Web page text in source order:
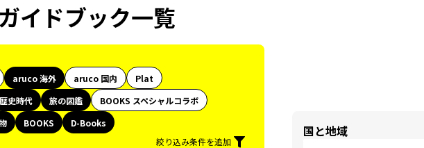
イドブック一覧
aruco 海外 aruco 国内
Plat
歴史時代 旅の図鑑
BOOKS スペシャルコラボ
BOOKS
D-Books
絞り込み条件を追加
国と地域